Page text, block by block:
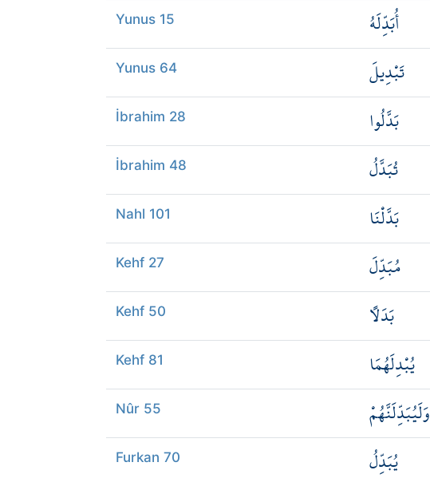
Yunus 15 أُبَدِّلَهُ
Yunus 64 تَبْدِيلَ
İbrahim 28 بَدَّلُوا
İbrahim 48 تُبَدَّلُ
Nahl 101 بَدَّلْنَا
Kehf 27 مُبَدِّلَ
Kehf 50 بَدَلًا
Kehf 81 يُبْدِلَهُمَا
Nûr 55 وَلَيُبَدِّلَنَّهُمْ
Furkan 70 يُبَدِّلُ